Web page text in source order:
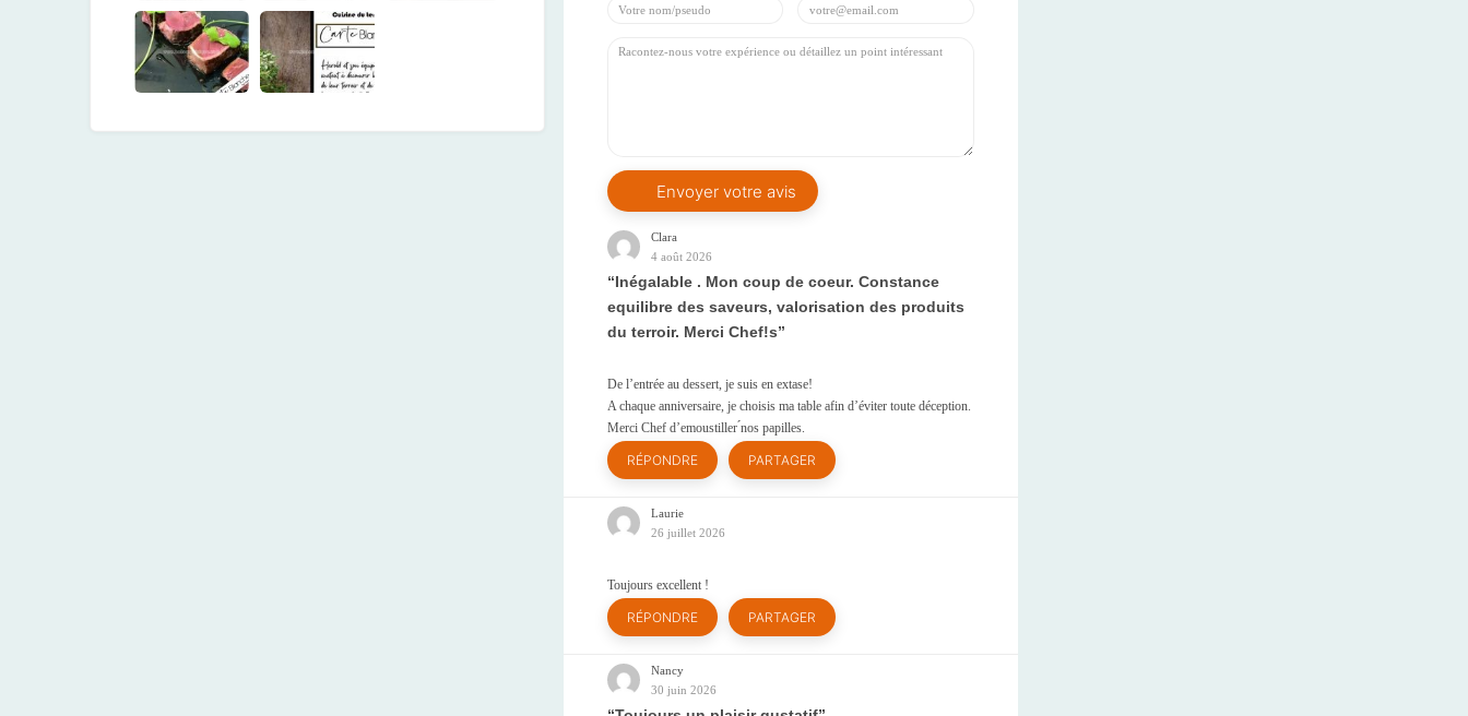
Clara
4 août 2026
Inégalable . Mon coup de coeur. Constance
equilibre des saveurs, valorisation des produits
du terroir. Merci Chef!s
De l’entrée au dessert, je suis en extase!
A chaque anniversaire, je choisis ma table afin d’éviter toute déception.
Merci Chef d’emoustiller ́nos papilles.
RÉPONDRE PARTAGER
Laurie
26 juillet 2026
Toujours excellent !
RÉPONDRE PARTAGER
Nancy
30 juin 2026